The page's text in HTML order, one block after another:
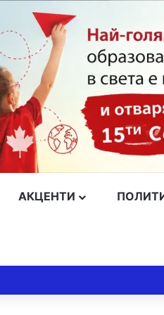
АКЦЕНТИ